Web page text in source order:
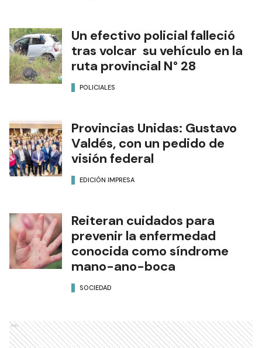
Un efectivo policial falleció
tras volcar su vehículo en la
ruta provincial N° 28
POLICIALES
Provincias Unidas: Gustavo
Valdés, con un pedido de
visión federal
EDICIÓN IMPRESA
Reiteran cuidados para
prevenir la enfermedad
conocida como síndrome
mano-ano-boca
SOCIEDAD
Ads